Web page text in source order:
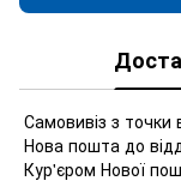
Самовивіз з точки
Нова пошта до
Кур'єром Нової